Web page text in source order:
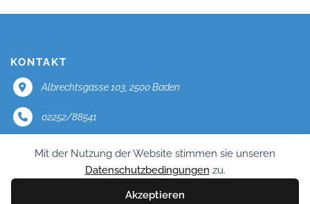
Mit der Nutzung der Website stimmen sie unseren
Datenschutzbedingungen zu.
Akzeptieren
KONTAKT
Albrechtsgasse 103, 2500 Baden
02252/88541
office@mercator.at
Impressum